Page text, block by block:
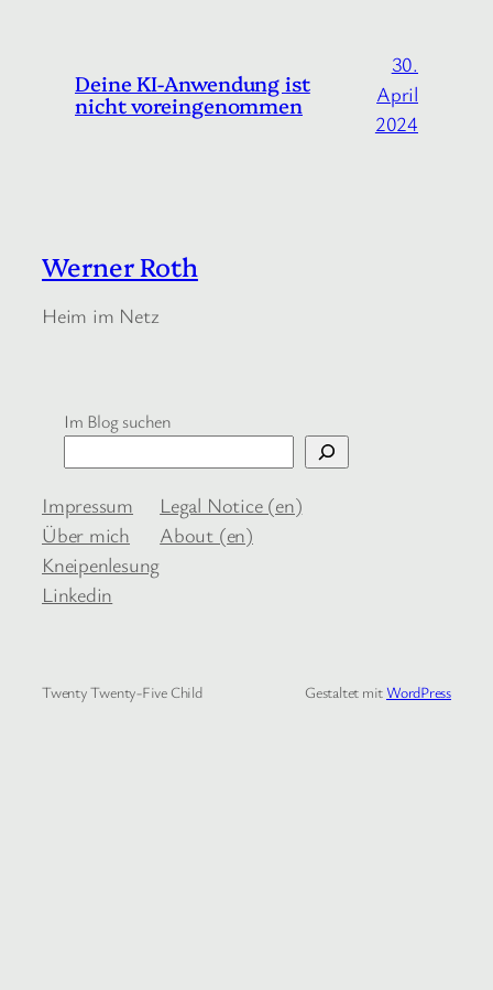
Deine KI-Anwendung ist
nicht voreingenommen
30.
April
2024
Werner Roth
Heim im Netz
Im Blog suchen
Impressum
Über mich
Kneipenlesung
Linkedin
Legal Notice (en)
About (en)
Twenty Twenty-Five Child Gestaltet mitWordPress